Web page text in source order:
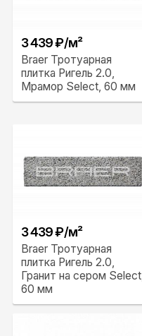
3 439 ₽/м²
Braer Тротуарная
плитка Ригель 2.0,
Мрамор Select, 60 мм
3 439 ₽/м²
Braer Тротуарная
плитка Ригель 2.0,
Гранит на сером Select,
60 мм